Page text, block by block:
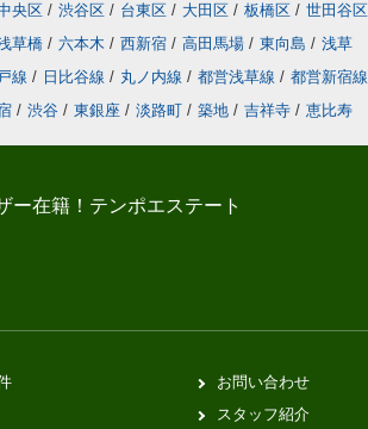
央区 / 渋谷区 / 台東区 / 大田区 / 板橋区 / 世田谷区
草橋 / 六本木 / 西新宿 / 高田馬場 / 東向島 / 浅草
線 / 日比谷線 / 丸ノ内線 / 都営浅草線 / 都営新宿線
/ 渋谷 / 東銀座 / 淡路町 / 築地 / 吉祥寺 / 恵比寿
ー在籍！テンポエステート
お問い合わせ
スタッフ紹介